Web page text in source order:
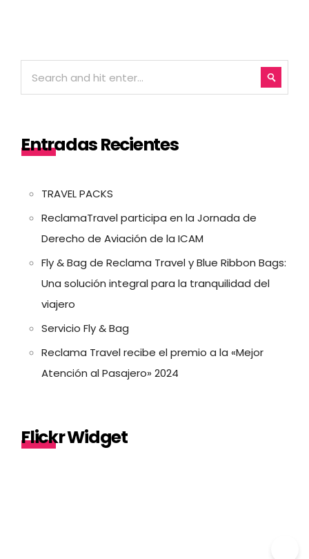
Entradas Recientes
TRAVEL PACKS
ReclamaTravel participa en la Jornada de
Derecho de Aviación de la ICAM
Fly & Bag de Reclama Travel y Blue Ribbon Bags:
Una solución integral para la tranquilidad del
viajero
Servicio Fly & Bag
Reclama Travel recibe el premio a la «Mejor
Atención al Pasajero» 2024
Flickr Widget